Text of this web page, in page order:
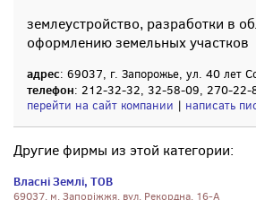
землеустройство, разработки в
оформлению земельных участков
адрес: 69037, г. Запорожье, ул. 40 лет
телефон: 212-32-32, 32-58-09, 270-
перейти на сайт компании | написать
Другие фирмы из этой категории:
Власні Землі, ТОВ
69037, м. Запоріжжя, вул. Рекордна, 16-А